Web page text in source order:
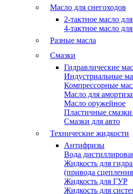
Масло для снегоходов
2-тактное масло
4-тактное масло
Разные масла
Смазки
Гидравлические
Индустриальные
Компрессорные
Масло для
Масло оружейное
Пластичные
Смазки для авто
Технические жидкости
Антифризы
Вода
Жидкость для
(привода
Жидкость для ГУР
Жидкость для